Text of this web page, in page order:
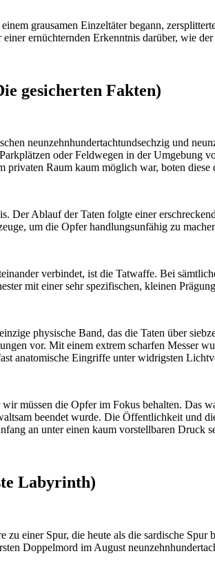
grausamen Einzeltäter begann,
ernüchternden Erkenntnis darüber, wie
gesicherten Fakten)
neunzehnhundertachtundsechzig und
oder Feldwegen in der
Raum kaum möglich war, boten
Der Ablauf der Taten folgte einer
um die Opfer handlungsunfähig zu
verbindet, ist die Tatwaffe. Bei
mit einer sehr spezifischen, kleinen
physische Band, das die Taten über
vor. Mit einem extrem scharfen Messer
anatomische Eingriffe unter widrigsten
müssen die Opfer im Fokus behalten. Das
beendet wurde. Die Öffentlichkeit und
an unter einen kaum vorstellbaren Druck
Labyrinth)
einer Spur, die heute als die sardische
Doppelmord im August